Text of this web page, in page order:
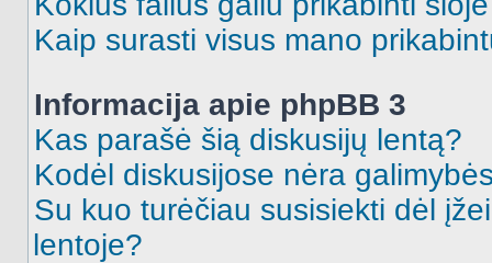
Kaip surasti visus mano
Informacija apie phpBB 3
Kas parašė šią diskusijų lentą?
Kodėl diskusijose nėra
Su kuo turėčiau susisiekti dėl
lentoje?